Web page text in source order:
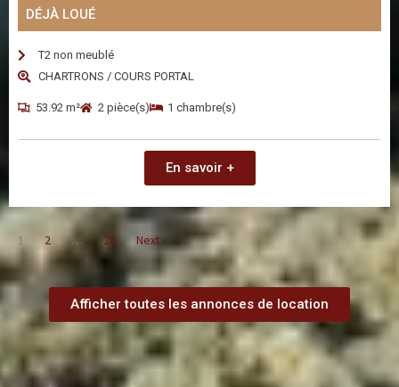
DÉJÀ LOUÉ
T2 non meublé
CHARTRONS / COURS PORTAL
53.92 m² 2 pièce(s) 1 chambre(s)
En savoir +
1 2 … 28 Next »
Afficher toutes les annonces de location